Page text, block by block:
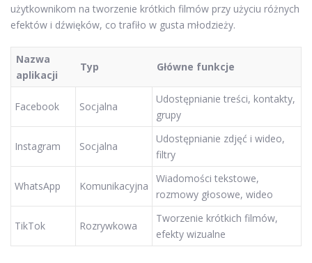
użytkownikom na tworzenie krótkich filmów przy użyciu różnych
efektów i dźwięków, co trafiło w gusta młodzieży.
Nazwa
aplikacji
Typ Główne funkcje
Facebook Socjalna
Udostępnianie treści, kontakty,
grupy
Instagram Socjalna
Udostępnianie zdjęć i wideo,
filtry
WhatsApp Komunikacyjna
Wiadomości tekstowe,
rozmowy głosowe, wideo
TikTok Rozrywkowa
Tworzenie krótkich filmów,
efekty wizualne